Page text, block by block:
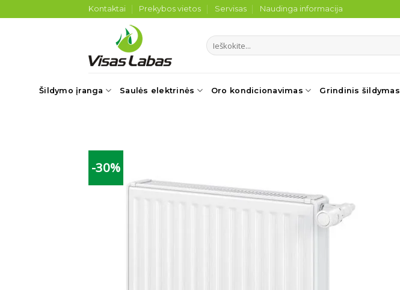
to
Kontaktai Prekybos vietos Servisas Naudinga informacija
Ieškoti:
Šildymo įranga Saulės elektrinės Oro kondicionavimas Grindinis šildymas
-30%